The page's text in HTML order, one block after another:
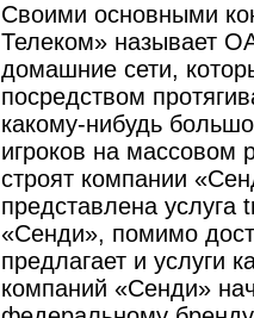
Своими основными
Телеком» называет
домашние сети,
посредством
какому-нибудь
игроков на массовом
строят компании
представлена
«Сенди», помимо
предлагает и услуги
компаний «Сенди»